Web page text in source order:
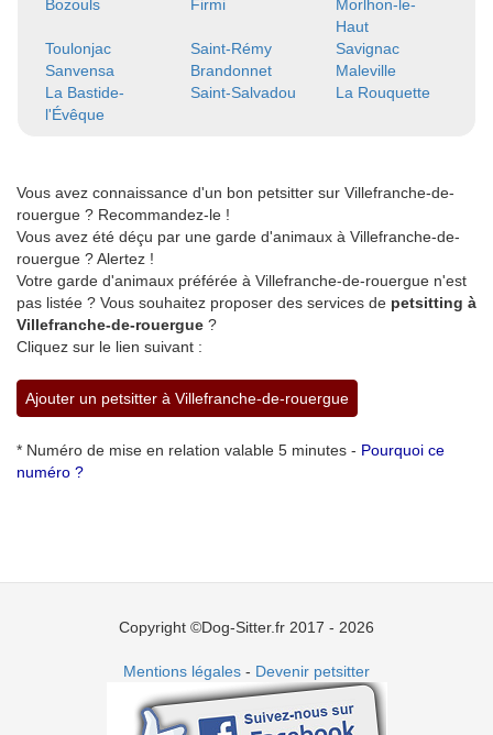
Bozouls
Firmi
Morlhon-le-
Haut
Toulonjac
Saint-Rémy
Savignac
Sanvensa
Brandonnet
Maleville
La Bastide-
l'Évêque
Saint-Salvadou La Rouquette
Vous avez connaissance d'un bon petsitter sur Villefranche-de-
rouergue ? Recommandez-le !
Vous avez été déçu par une garde d'animaux à Villefranche-de-
rouergue ? Alertez !
Votre garde d'animaux préférée à Villefranche-de-rouergue n'est
pas listée ? Vous souhaitez proposer des services de petsitting à
Villefranche-de-rouergue ?
Cliquez sur le lien suivant :
Ajouter un petsitter à Villefranche-de-rouergue
* Numéro de mise en relation valable 5 minutes - Pourquoi ce
numéro ?
Copyright ©Dog-Sitter.fr 2017 - 2026
Mentions légales - Devenir petsitter